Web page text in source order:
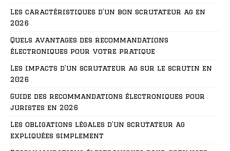
Les caractéristiques d’un bon scrutateur ag en
2026
Quels avantages des recommandations
électroniques pour votre pratique
Les impacts d’un scrutateur ag sur le scrutin en
2026
Guide des recommandations électroniques pour
juristes en 2026
Les obligations légales d’un scrutateur ag
expliquées simplement